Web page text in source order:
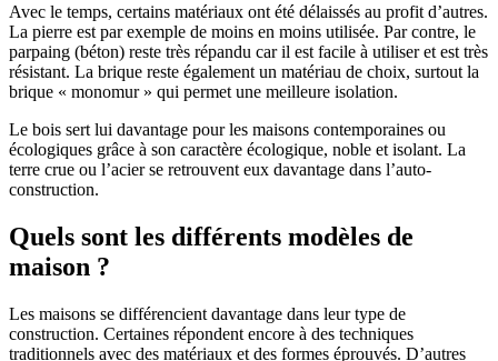
Avec le temps, certains matériaux ont été délaissés au profit d’autres.
La pierre est par exemple de moins en moins utilisée. Par contre, le
parpaing (béton) reste très répandu car il est facile à utiliser et est très
résistant. La brique reste également un matériau de choix, surtout la
brique « monomur » qui permet une meilleure isolation.
Le bois sert lui davantage pour les maisons contemporaines ou
écologiques grâce à son caractère écologique, noble et isolant. La
terre crue ou l’acier se retrouvent eux davantage dans l’auto-
construction.
Quels sont les différents modèles de
maison ?
Les maisons se différencient davantage dans leur type de
construction. Certaines répondent encore à des techniques
traditionnels avec des matériaux et des formes éprouvés. D’autres